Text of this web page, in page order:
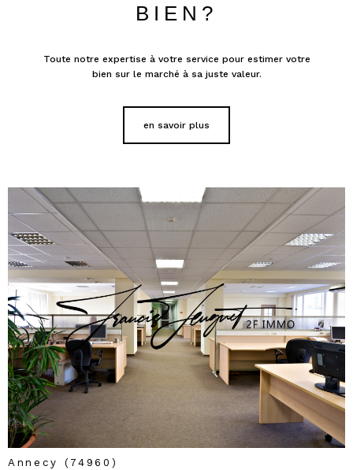
BIEN?
Toute notre expertise à votre service pour estimer votre
bien sur le marché à sa juste valeur.
en savoir plus
voir le
bien
Annecy (74960)